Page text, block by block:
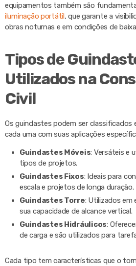
equipamentos também são
iluminação portátil, que garante a
obras noturnas e em condições de
Tipos de
Utilizados na
Civil
Os guindastes podem ser classificados
cada uma com suas aplicações
Guindastes Móveis: Versáteis e
tipos de projetos.
Guindastes Fixos: Ideais para
escala e projetos de longa duração.
Guindastes Torre: Utilizados em
sua capacidade de alcance vertical.
Guindastes Hidráulicos:
de carga e são utilizados para
Cada tipo tem características que o